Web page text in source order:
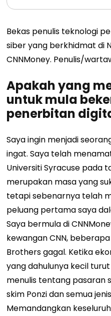
Bekas penulis teknologi
siber yang berkhidmat di
CNNMoney. Penulis/
Apakah yang
untuk mula
penerbitan
Saya ingin menjadi
ingat. Saya telah
Universiti Syracuse pada
merupakan masa yang
tetapi sebenarnya telah
peluang pertama saya
Saya bermula di
kewangan CNN,
Brothers gagal. Ketika
yang dahulunya kecil
menulis tentang pasaran
skim Ponzi dan semua
Memandangkan